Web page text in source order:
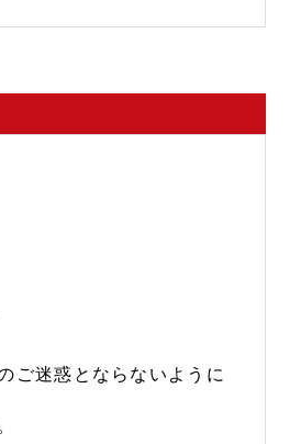
ご迷惑とならないように